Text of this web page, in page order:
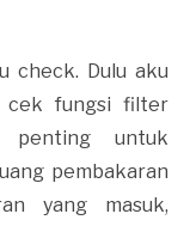
check. Dulu aku
cek fungsi filter
penting untuk
pembakaran
yang masuk,